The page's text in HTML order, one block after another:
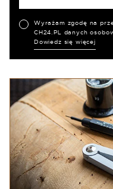
Wyrażam zgodę na
CH24.PL danych
Dowiedz się więcej